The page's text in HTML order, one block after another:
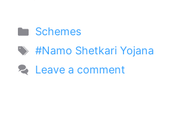
Categories
Schemes
Tags
#Namo Shetkari Yojana
Leave a comment